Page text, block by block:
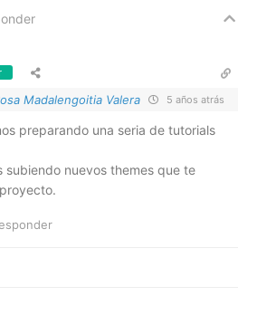
Madalengoitia Valera 5 años atrás
preparando una seria de tutorials
subiendo nuevos themes que te